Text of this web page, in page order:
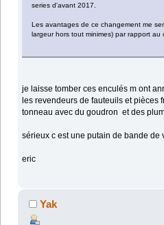
series d'avant 2017.
Les avantages de ce changement me
largeur hors tout minimes) par rapport au
je laisse tomber ces enculés m ont
les revendeurs de fauteuils et pièces
tonneau avec du goudron et des
sérieux c est une putain de bande de
eric
Yak